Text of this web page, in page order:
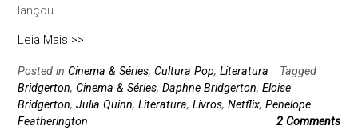
lançou
Leia Mais >>
Posted in Cinema & Séries, Cultura Pop, Literatura
Tagged
Bridgerton, Cinema & Séries, Daphne Bridgerton, Eloise
Bridgerton, Julia Quinn, Literatura, Livros, Netflix, Penelope
Featherington
2 Comments